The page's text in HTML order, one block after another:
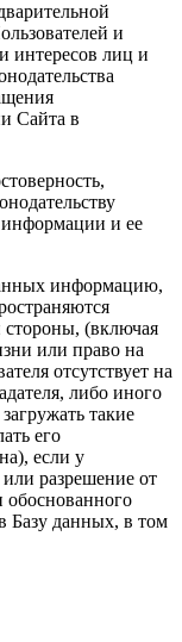
и
интересов лиц и
Сайта в
и ее
информацию,
стороны, (включая
или право на
отсутствует на
либо иного
такие
его
если у
или разрешение от
обоснованного
Базу данных, в том